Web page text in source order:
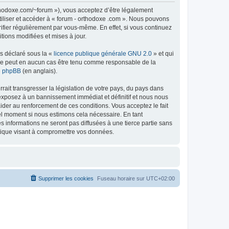
~forum »), vous acceptez d’être légalement
et accéder à « forum - orthodoxe .com ». Nous pouvons
régulièrement par vous-même. En effet, si vous continuez
modifiées et mises à jour.
déclaré sous la « licence publique générale GNU 2.0 » et qui
en aucun cas être tenu comme responsable de la
phpBB (en anglais).
transgresser la législation de votre pays, du pays dans
à un bannissement immédiat et définitif et nous nous
au renforcement de ces conditions. Vous acceptez le fait
moment si nous estimons cela nécessaire. En tant
informations ne seront pas diffusées à une tierce partie sans
visant à compromettre vos données.
Fuseau horaire sur UTC+02:00
Supprimer les cookies